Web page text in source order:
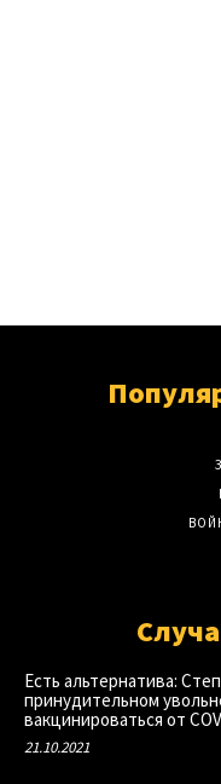
Есть альтернатива:
принудительном
вакцинироваться от
21.10.2021